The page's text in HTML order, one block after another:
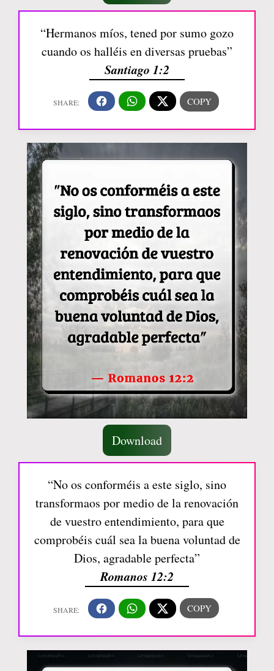
“Hermanos míos, tened por sumo gozo
cuando os halléis en diversas pruebas”
Santiago 1:2
Download
“No os conforméis a este siglo, sino
transformaos por medio de la renovación
de vuestro entendimiento, para que
comprobéis cuál sea la buena voluntad de
Dios, agradable perfecta”
Romanos 12:2